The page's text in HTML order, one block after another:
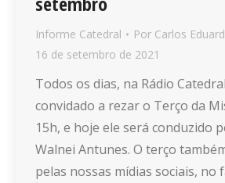
Informe Catedral Por Carlos
16 de setembro de 2021
Todos os dias, na Rádio
convidado a rezar o Terço da
15h, e hoje ele será conduzido
Walnei Antunes. O terço
pelas nossas mídias sociais, no